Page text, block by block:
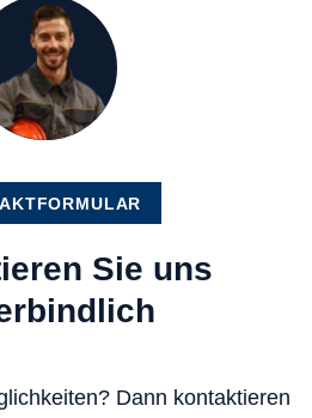
Sie uns
Dann kontaktieren